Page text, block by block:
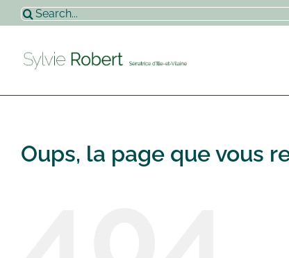
Passer
au
Rechercher:
Oups, la page que vous